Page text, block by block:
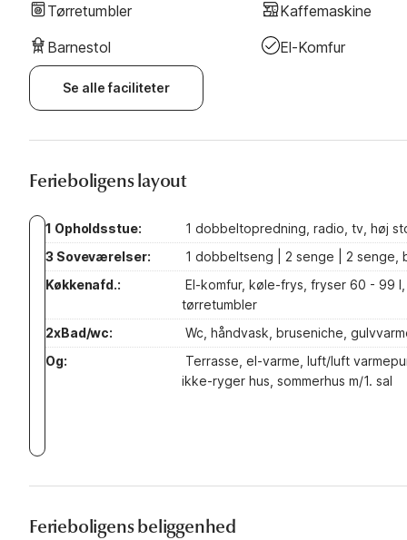
Tørretumbler
Kaffemaskine
Barnestol
El-Komfur
Se alle faciliteter
Ferieboligens layout
1 Opholdsstue:
1 dobbeltopredning, radio, tv, høj
3 Soveværelser:
1 dobbeltseng | 2 senge | 2 senge,
Køkkenafd.:
El-komfur, køle-frys, fryser 60 - 99
tørretumbler
2xBad/wc:
Wc, håndvask, bruseniche,
Og:
Terrasse, el-varme, luft/luft
ikke-ryger hus, sommerhus m/1. sal
Ferieboligens beliggenhed